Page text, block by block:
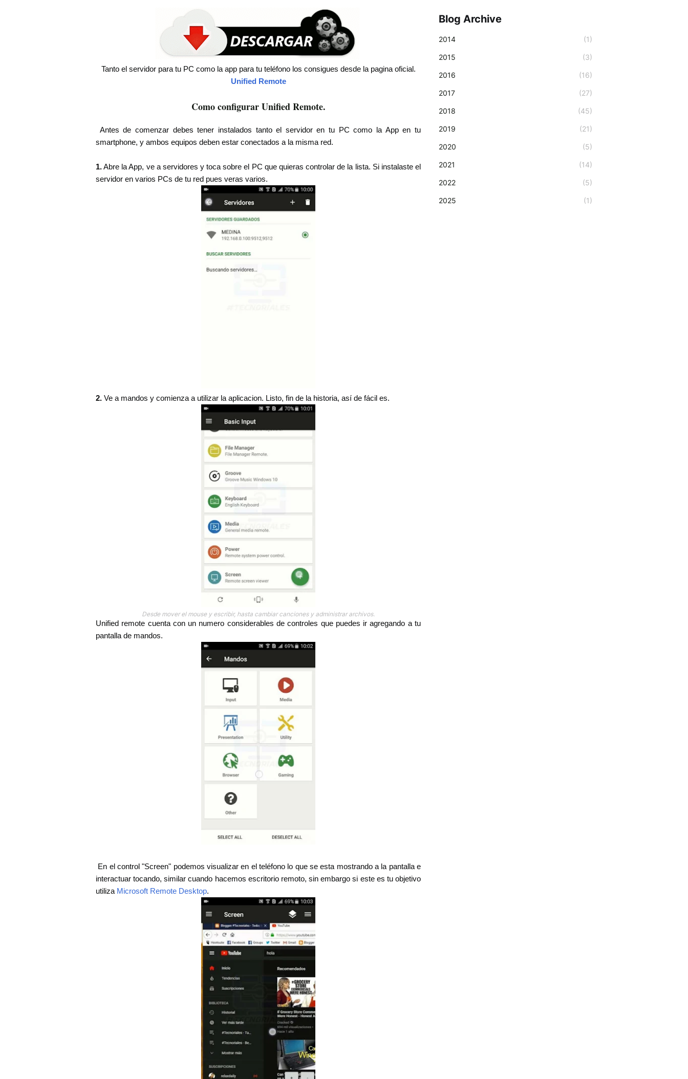
Tanto el servidor para tu PC como la app para tu teléfono los consigues desde la pagina oficial.
Unified Remote
Como configurar Unified Remote.
Antes de comenzar debes tener instalados tanto el servidor en tu PC como la App en tu
smartphone, y ambos equipos deben estar conectados a la misma red.
1.Abre la App, ve a servidores y toca sobre el PC que quieras controlar de la lista. Si instalaste el
servidor en varios PCs de tu red pues veras varios.
2. Ve a mandos y comienza a utilizar la aplicacion. Listo, fin de la historia, así de fácil es.
Desde mover el mouse y escribir, hasta cambiar canciones y administrar archivos.
Unified remote cuenta con un numero considerables de controles que puedes ir agregando a tu
pantalla de mandos.
En el control "Screen" podemos visualizar en el teléfono lo que se esta mostrando a la pantalla e
interactuar tocando, similar cuando hacemos escritorio remoto, sin embargo si este es tu objetivo
utiliza Microsoft Remote Desktop.
Blog Archive
2014 (1)
2015 (3)
2016 (16)
2017 (27)
2018 (45)
2019 (21)
2020 (5)
2021 (14)
2022 (5)
2025 (1)